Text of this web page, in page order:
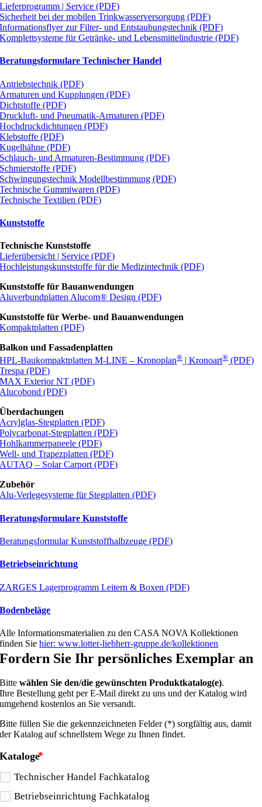
Lieferprogramm | Service (PDF)
Sicherheit bei der mobilen Trinkwasserversorgung (PDF)
Informationsflyer zur Filter- und Entstaubungstechnik (PDF)
Komplettsysteme für Getränke- und Lebensmittelindustrie (PDF)
Beratungsformulare Technischer Handel
Antriebstechnik (PDF)
Armaturen und Kupplungen (PDF)
Dichtstoffe (PDF)
Druckluft- und Pneumatik-Armaturen (PDF)
Hochdruckdichtungen (PDF)
Klebstoffe (PDF)
Kugelhähne (PDF)
Schlauch- und Armaturen-Bestimmung (PDF)
Schmierstoffe (PDF)
Schwingungstechnik Modellbestimmung (PDF)
Technische Gummiwaren (PDF)
Technische Textilien (PDF)
Kunststoffe
Technische Kunststoffe
Lieferübersicht | Service (PDF)
Hochleistungskunststoffe für die Medizintechnik (PDF)
Kunststoffe für Bauanwendungen
Aluverbundplatten Alucom® Design (PDF)
Kunststoffe für Werbe- und Bauanwendungen
Kompaktplatten (PDF)
Balkon und Fassadenplatten
HPL-Baukompaktplatten M-LINE – Kronoplan®| Kronoart®(PDF)
Trespa (PDF)
MAX Exterior NT (PDF)
Alucobond (PDF)
Überdachungen
Acrylglas-Stegplatten (PDF)
Polycarbonat-Stegplatten (PDF)
Hohlkammerpaneele (PDF)
Well- und Trapezplatten (PDF)
AUTAQ – Solar Carport (PDF)
Zubehör
Alu-Verlegesysteme für Stegplatten (PDF)
Beratungsformulare Kunststoffe
Beratungsformular Kunststoffhalbzeuge (PDF)
Betriebseinrichtung
ZARGES Lagerprogramm Leitern & Boxen (PDF)
Bodenbeläge
Alle Informationsmaterialien zu den CASA NOVA Kollektionen
finden Siehier: www.lotter-liebherr-gruppe.de/kollektionen
Fordern Sie Ihr persönliches Exemplar an
Bittewählen Sie den/die gewünschten Produktkatalog(e).
Ihre Bestellung geht per E-Mail direkt zu uns und der Katalog wird
umgehend kostenlos an Sie versandt.
Bitte füllen Sie die gekennzeichneten Felder (*) sorgfältig aus, damit
der Katalog auf schnellstem Wege zu Ihnen findet.
Kataloge
Technischer Handel Fachkatalog
Betriebseinrichtung Fachkatalog